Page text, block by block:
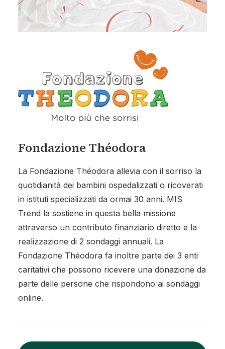
Fondazione Théodora
La Fondazione Théodora allevia con il sorriso la
quotidianità dei bambini ospedalizzati o ricoverati
in istituti specializzati da ormai 30 anni. MIS
Trend la sostiene in questa bella missione
attraverso un contributo finanziario diretto e la
realizzazione di 2 sondaggi annuali. La
Fondazione Théodora fa inoltre parte dei 3 enti
caritativi che possono ricevere una donazione da
parte delle persone che rispondono ai sondaggi
online.